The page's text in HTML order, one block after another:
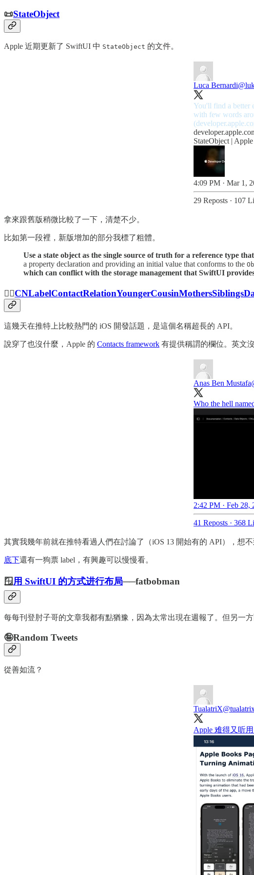
📜StateObject
Apple 近期更新了 SwiftUI 中 StateObject 的文件。
Luca Bernardi
You'll find a better
with few words
(
StateObject |
4:09 PM · Mar 1,
29 Reposts · 107
拿來跟舊版稍微比較了一下，清楚不少。
比如第一段裡，新版增加的部分我標了粗體。
Use a state object as the single source of truth for a reference type
a property declaration and providing an initial value that conforms to the
which can conflict with the storage management that SwiftUI
🙋‍♀️
這幾天在推特上比較熱門的 iOS 開發話題，是這個名稱超長的 API。
說穿了也沒什麼，Apple 的 Contacts framework 有提供稱謂的欄位。英文
Anas Ben Mustafa
Who the hell
2:42 PM · Feb 28,
41 Reposts · 368
其實我幾年前就在推特看過人們在討論了（iOS 13 開始有的 API），想不
底下還有一狗票 label，有興趣可以慢慢看。
🪟 用 SwiftUI 的方式进行布局──fatbobman
每每刊登肘子哥的文章我都有點猶豫，因為太常出現在週報了。但另一
🤪Random Tweets
從善如流？
TualatriX
Apple 难得又听